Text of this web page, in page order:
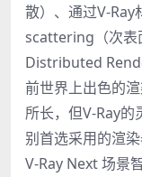
散）、通过V-
scattering（次表
Distributed
前世界上出色的
所长，但V-Ray的
别首选采用的渲染
V-Ray Next 场景